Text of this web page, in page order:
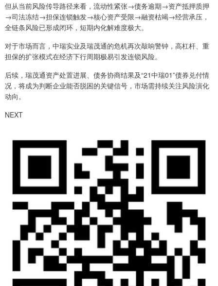
但从当前风险传导路径来看，流动性紧张→债务逾期→资产抵押质押
→司法冻结→担保连锁触发→核心资产受限→融资枯竭→经营承压，
全链条风险已形成闭环，短期内化解难度极大。
对于市场而言，中瑞实业及瑞茂通的危机再次敲响警钟，高杠杆、重
担保的扩张模式在经济下行周期极易引发连锁风险。
后续，瑞茂通资产处置进展、债务协商结果及“21中瑞01”债券兑付情
况，将成为判断企业能否脱困的关键信号，市场需持续关注风险演化
动向。
NEXT